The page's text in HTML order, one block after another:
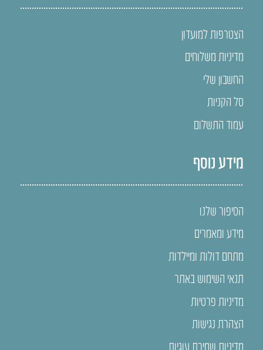
הצטרפות למועדון
מדיניות משלוחים
החשבון שלי
סל הקניות
עמוד התשלום
מידע נוסף
הסיפור שלנו
מידע ומאמרים
מתחם דולות ומיילדות
תנאי השימוש באתר
מדיניות פרטיות
הצהרת נגישות
מדיניות שמירת עוגיות